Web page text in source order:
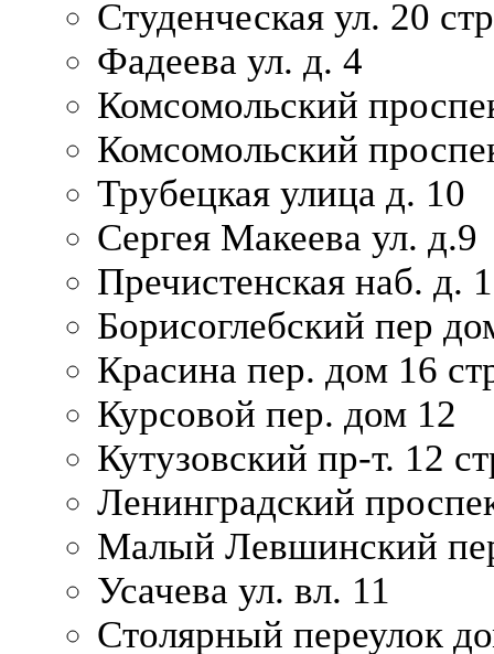
Студенческая ул. 20
Фадеева ул. д. 4
Комсомольский
Комсомольский
Трубецкая улица д. 10
Сергея Макеева ул. д.9
Пречистенская наб. д.
Борисоглебский пер
Красина пер. дом 16
Курсовой пер. дом 12
Кутузовский пр-т. 12
Ленинградский
Малый Левшинский
Усачева ул. вл. 11
Столярный переулок